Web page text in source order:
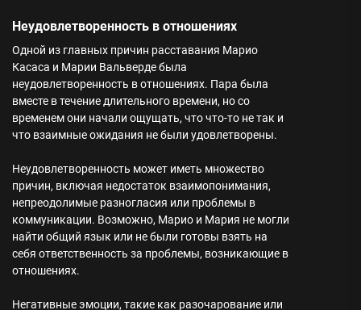
Неудовлетворенность в отношениях
Одной из главных причин расставания Марио
Касаса и Марии Вальверде была
неудовлетворенность в отношениях. Пара была
вместе в течение длительного времени, но со
временем они начали ощущать, что что-то не так и
что взаимные ожидания не были удовлетворены.
Неудовлетворенность может иметь множество
причин, включая недостаток взаимопонимания,
непреодолимые разногласия или проблемы в
коммуникации. Возможно, Марио и Мария не могли
найти общий язык или не были готовы взять на
себя ответственность за проблемы, возникающие в
отношениях.
Негативные эмоции, такие как разочарование или